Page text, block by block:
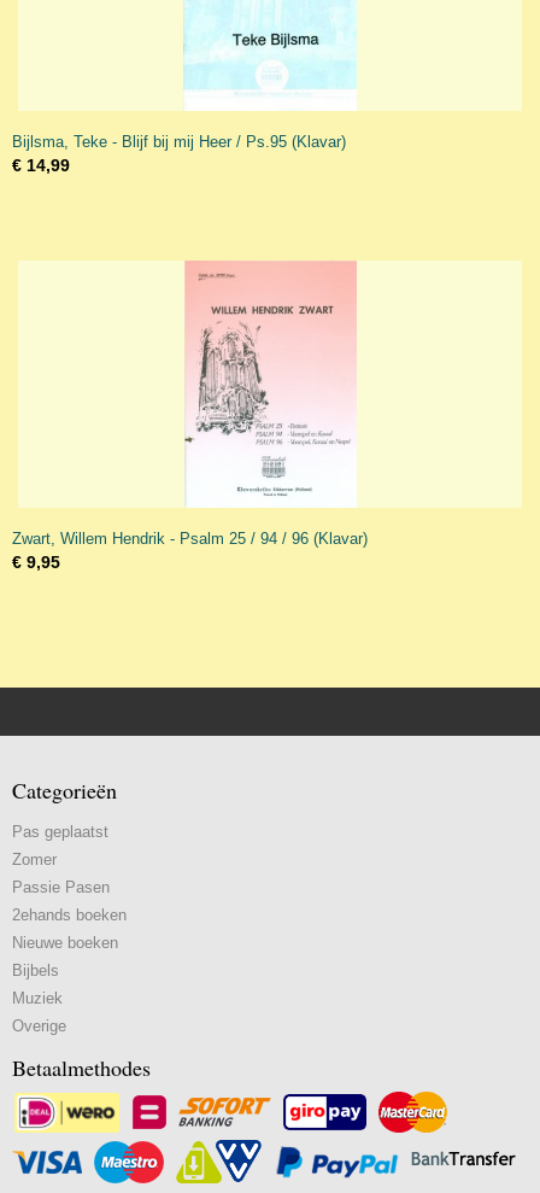
Bijlsma, Teke - Blijf bij mij Heer / Ps.95 (Klavar)
€ 14,99
Zwart, Willem Hendrik - Psalm 25 / 94 / 96 (Klavar)
€ 9,95
Categorieën
Pas geplaatst
Zomer
Passie Pasen
2ehands boeken
Nieuwe boeken
Bijbels
Muziek
Overige
Betaalmethodes